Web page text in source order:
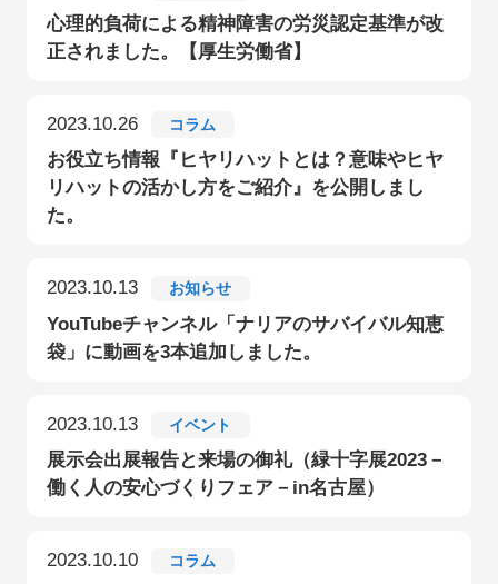
心理的負荷による精神障害の労災認定基準が改
正されました。【厚生労働省】
2023.10.26 コラム
お役立ち情報『ヒヤリハットとは？意味やヒヤ
リハットの活かし方をご紹介』を公開しまし
た。
2023.10.13 お知らせ
YouTubeチャンネル「ナリアのサバイバル知恵
袋」に動画を3本追加しました。
2023.10.13 イベント
展示会出展報告と来場の御礼（緑十字展2023－
働く人の安心づくりフェア－in名古屋）
2023.10.10 コラム